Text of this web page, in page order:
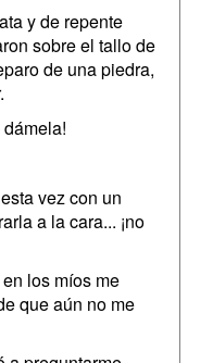
y de repente
sobre el tallo de
de una piedra,
vez con un
a la cara... ¡no
los míos me
que aún no me